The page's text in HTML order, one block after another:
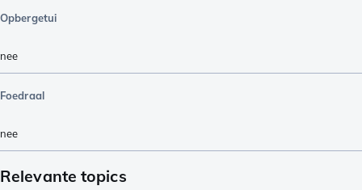
Opbergetui
nee
Foedraal
nee
Relevante topics